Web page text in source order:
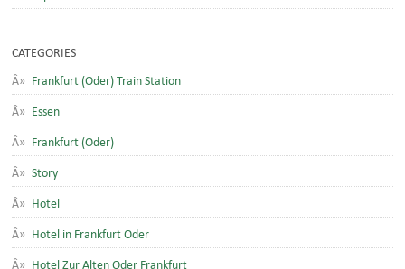
CATEGORIES
Frankfurt (Oder) Train Station
Essen
Frankfurt (Oder)
Story
Hotel
Hotel in Frankfurt Oder
Hotel Zur Alten Oder Frankfurt